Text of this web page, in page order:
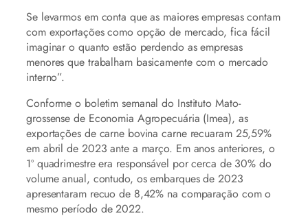
Se levarmos em conta que as maiores empresas contam
com exportações como opção de mercado, fica fácil
imaginar o quanto estão perdendo as empresas
menores que trabalham basicamente com o mercado
interno”.
Conforme o boletim semanal do Instituto Mato-
grossense de Economia Agropecuária (Imea), as
exportações de carne bovina carne recuaram 25,59%
em abril de 2023 ante a março. Em anos anteriores, o
1º quadrimestre era responsável por cerca de 30% do
volume anual, contudo, os embarques de 2023
apresentaram recuo de 8,42% na comparação com o
mesmo período de 2022.